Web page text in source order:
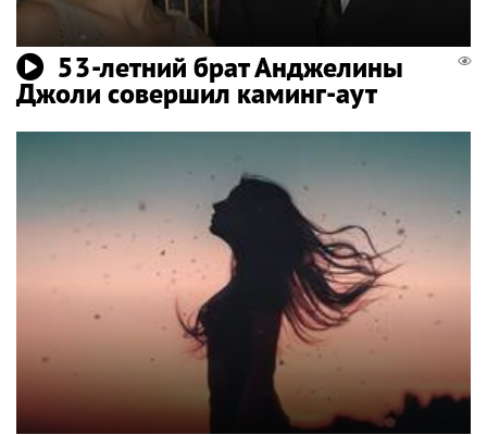
53-летний брат Анджелины
Джоли совершил каминг-аут